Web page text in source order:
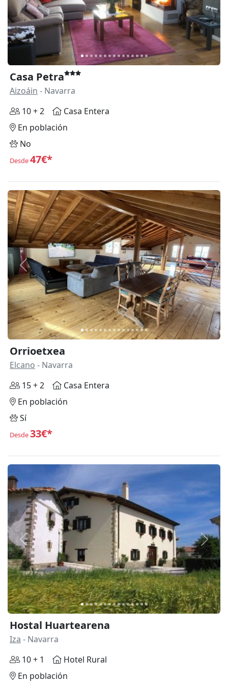
Casa Petra
Aizoáin - Navarra
10 + 2
Casa Entera
En población
No
Desde47€*
Anterior
Orrioetxea
Elcano - Navarra
15 + 2
Casa Entera
En población
Sí
Desde33€*
Anterior
Hostal Huartearena
Iza - Navarra
10 + 1
Hotel Rural
En población